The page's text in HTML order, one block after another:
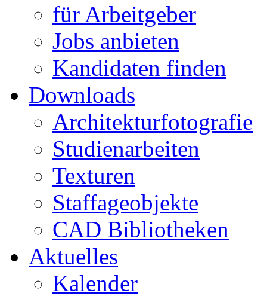
für Arbeitgeber
Jobs anbieten
Kandidaten finden
Downloads
Architekturfotografie
Studienarbeiten
Texturen
Staffageobjekte
CAD Bibliotheken
Aktuelles
Kalender